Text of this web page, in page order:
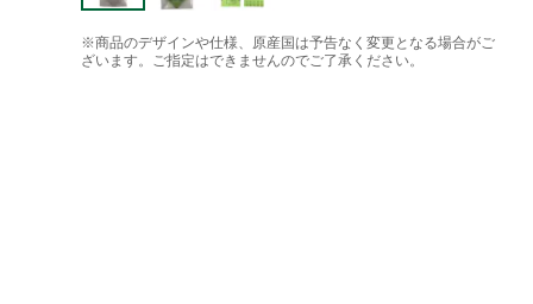
※商品のデザインや仕様、原産国は予告なく変更となる場合がご
ざいます。ご指定はできませんのでご了承ください。